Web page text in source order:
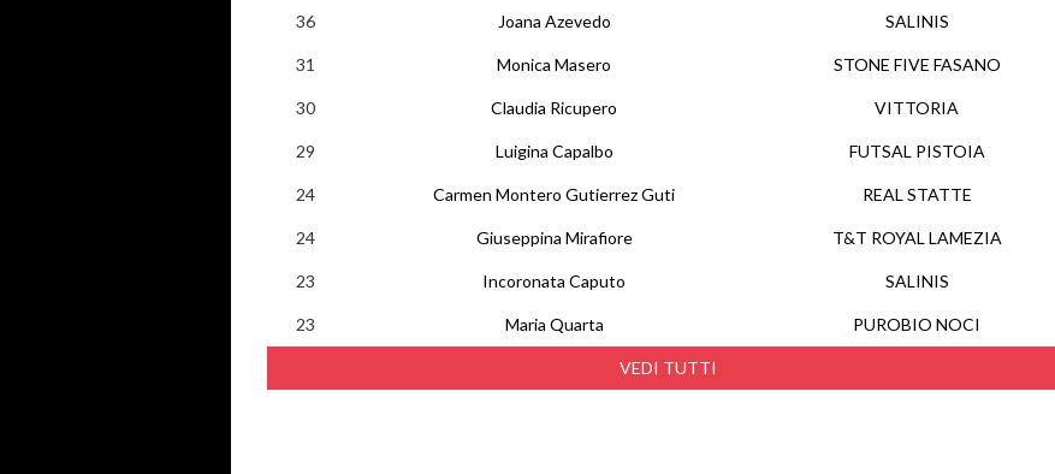
VEDI TUTTI
36 Joana Azevedo SALINIS
31 Monica Masero STONE FIVE FASANO
30 Claudia Ricupero VITTORIA
29 Luigina Capalbo FUTSAL PISTOIA
24 Carmen Montero Gutierrez Guti REAL STATTE
24 Giuseppina Mirafiore T&T ROYAL LAMEZIA
23 Incoronata Caputo SALINIS
23 Maria Quarta PUROBIO NOCI